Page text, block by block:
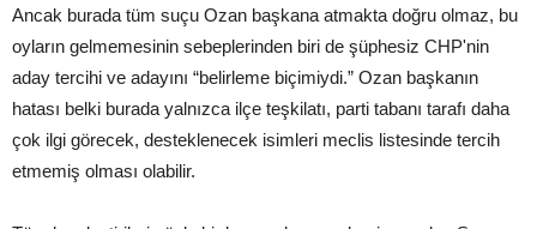
Ancak burada tüm suçu Ozan başkana atmakta doğru olmaz, bu
oyların gelmemesinin sebeplerinden biri de şüphesiz CHP'nin
aday tercihi ve adayını “belirleme biçimiydi.” Ozan başkanın
hatası belki burada yalnızca ilçe teşkilatı, parti tabanı tarafı daha
çok ilgi görecek, desteklenecek isimleri meclis listesinde tercih
etmemiş olması olabilir.